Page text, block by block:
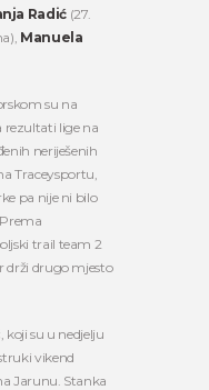
Radić(27.
Manuela
su na
a rezultati lige na
neriješenih
Traceysportu,
pa nije ni bilo
trail team 2
drži drugo mjesto
koji su u nedjelju
vikend
Jarunu. Stanka